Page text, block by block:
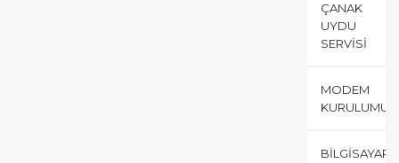
ÇANAK
UYDU
SERVISI
MODEM
KURULUMU
BILGISAYAR